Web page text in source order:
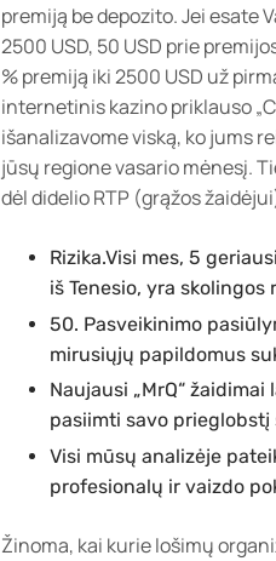
premiją be depozito. Jei esate
2500 USD, 50 USD prie
% premiją iki 2500 USD už
internetinis kazino priklauso
išanalizavome viską, ko jums
jūsų regione vasario mėnesį.
dėl didelio RTP (grąžos
Rizika.Visi mes, 5
iš Tenesio, yra
50. Pasveikinimo
mirusiųjų papildomus
Naujausi „MrQ“ žaidimai
pasiimti savo prieglobstį
Visi mūsų analizėje
profesionalų ir vaizdo
Žinoma, kai kurie lošimų